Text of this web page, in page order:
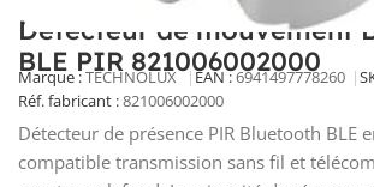
Détecteur de mouvement
BLE PIR 821006002000
Marque :TECHNOLUX EAN :6941497778260
Réf. fabricant :821006002000
Détecteur de présence PIR Bluetooth BLE
compatible transmission sans fil et